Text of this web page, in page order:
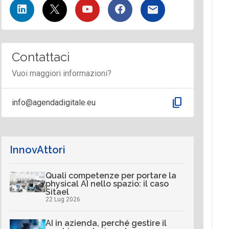
Contattaci
Vuoi maggiori informazioni?
info@agendadigitale.eu content_copy
InnovAttori
Quali competenze per portare la
physical AI nello spazio: il caso
Sitael
22 Lug 2026
AI in azienda, perché gestire il